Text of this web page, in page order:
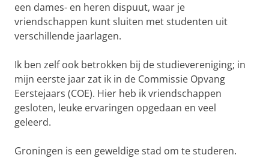
een dames- en heren dispuut, waar je
vriendschappen kunt sluiten met studenten uit
verschillende jaarlagen.
Ik ben zelf ook betrokken bij de studievereniging; in
mijn eerste jaar zat ik in de Commissie Opvang
Eerstejaars (COE). Hier heb ik vriendschappen
gesloten, leuke ervaringen opgedaan en veel
geleerd.
Groningen is een geweldige stad om te studeren.